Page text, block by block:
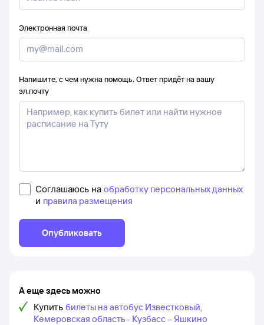
Электронная почта
Напишите, с чем нужна помощь. Ответ придёт на вашу
эл.почту
Соглашаюсь на обработку персональных данных
и правила размещения
Опубликовать
А еще здесь можно
Купить билеты на автобус Известковый,
Кемеровская область - Кузбасс – Яшкино